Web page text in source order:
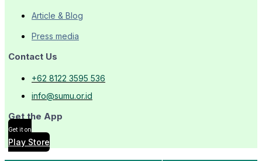
Article & Blog
Press media
Contact Us
+62 8122 3595 536
info@sumu.or.id
Get the App
Get it on
Play Store